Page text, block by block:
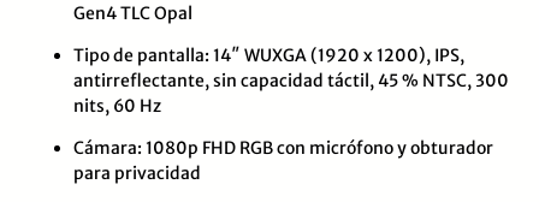
Gen4 TLC Opal
Tipo de pantalla: 14″ WUXGA (1920 x 1200), IPS,
antirreflectante, sin capacidad táctil, 45 % NTSC, 300
nits, 60 Hz
Cámara: 1080p FHD RGB con micrófono y obturador
para privacidad